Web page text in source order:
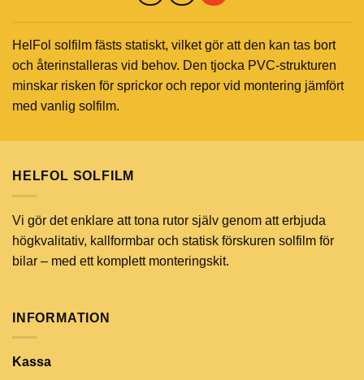
HelFol solfilm fästs statiskt, vilket gör att den kan tas bort
och återinstalleras vid behov. Den tjocka PVC-strukturen
minskar risken för sprickor och repor vid montering jämfört
med vanlig solfilm.
HELFOL SOLFILM
Vi gör det enklare att tona rutor själv genom att erbjuda
högkvalitativ, kallformbar och statisk förskuren solfilm för
bilar – med ett komplett monteringskit.
INFORMATION
Kassa